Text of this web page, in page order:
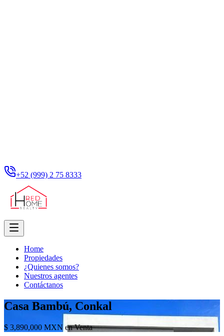
+52 (999) 2 75 8333
Home
Propiedades
¿Quienes somos?
Nuestros agentes
Contáctanos
Casa Bambú, Conkal
$ 3,890,000 MXN en Venta